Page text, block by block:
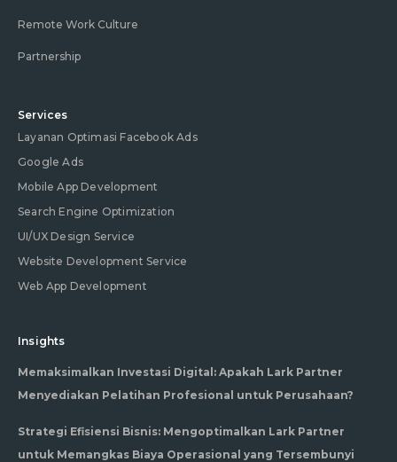
Remote Work Culture
Partnership
Services
Layanan Optimasi Facebook Ads
Google Ads
Mobile App Development
Search Engine Optimization
UI/UX Design Service
Website Development Service
Web App Development
Insights
Memaksimalkan Investasi Digital: Apakah Lark Partner
Menyediakan Pelatihan Profesional untuk Perusahaan?
Strategi Efisiensi Bisnis: Mengoptimalkan Lark Partner
untuk Memangkas Biaya Operasional yang Tersembunyi